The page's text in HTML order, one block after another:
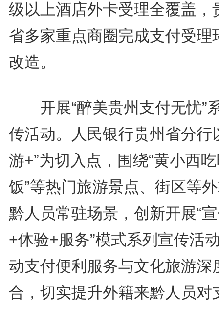
级以上酒店外卡受理全覆盖，
省多家重点商圈完成支付受理
改造。
开展“醉美贵州支付无忧”
传活动。人民银行贵州省分行
游+”为切入点，围绕“黄小西
饭”等热门旅游景点、街区等
黔人员常驻场景，创新开展“
+体验+服务”模式系列宣传活
动支付便利服务与文化旅游深
合，切实提升外籍来黔人员对